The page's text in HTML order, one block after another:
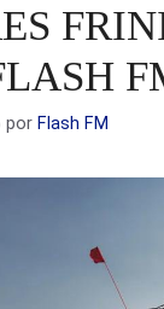
por Flash FM